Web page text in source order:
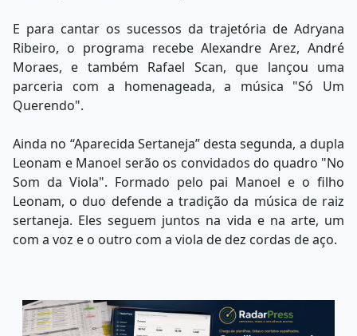
E para cantar os sucessos da trajetória de Adryana
Ribeiro, o programa recebe Alexandre Arez, André
Moraes, e também Rafael Scan, que lançou uma
parceria com a homenageada, a música "Só Um
Querendo".
Ainda no “Aparecida Sertaneja” desta segunda, a dupla
Leonam e Manoel serão os convidados do quadro "No
Som da Viola". Formado pelo pai Manoel e o filho
Leonam, o duo defende a tradição da música de raiz
sertaneja. Eles seguem juntos na vida e na arte, um
com a voz e o outro com a viola de dez cordas de aço.